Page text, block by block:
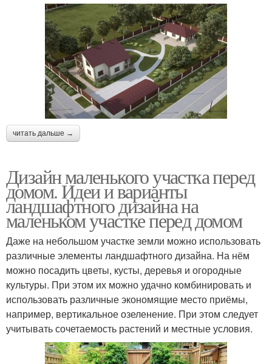
читать дальше →
Дизайн маленького участка перед
домом. Идеи и варианты
ландшафтного дизайна на
маленьком участке перед домом
Даже на небольшом участке земли можно использовать
различные элементы ландшафтного дизайна. На нём
можно посадить цветы, кусты, деревья и огородные
культуры. При этом их можно удачно комбинировать и
использовать различные экономящие место приёмы,
например, вертикальное озеленение. При этом следует
учитывать сочетаемость растений и местные условия.